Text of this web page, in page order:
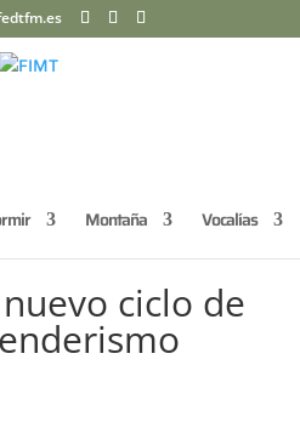
Montaña Vocalías
ciclo de